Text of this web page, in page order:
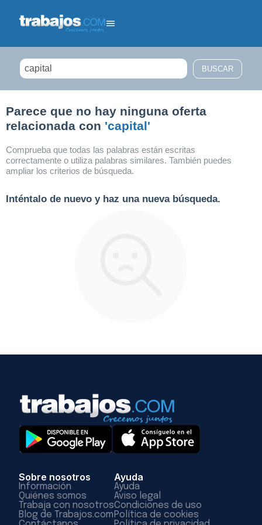
Parece que no hay ninguna oferta
relacionada con 'capital'
Comprueba que todas las palabras están escritas
correctamente o utiliza palabras similares. También puedes
ampliar los criterios de búsqueda.
Inténtalo de nuevo y haz una nueva búsqueda.
Sobre nosotros
Información
Quiénes somos
Trabaja con nosotros
Blog de Trabajos.com
Ayuda
Ayuda
Aviso legal
Condiciones de uso
Política de cookies